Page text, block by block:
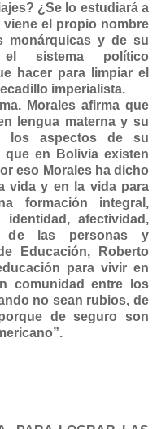
¿Se lo estudiará a
el propio nombre
monárquicas y de su
sistema político
hacer para limpiar el
imperialista.
Morales afirma que
lengua materna y su
los aspectos de su
en Bolivia existen
eso Morales ha dicho
vida y en la vida para
formación integral,
afectividad,
de las personas y
Educación, Roberto
para vivir en
comunidad entre los
no sean rubios, de
de seguro son